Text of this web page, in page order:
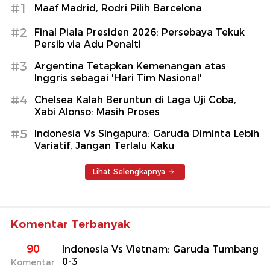
#1 Maaf Madrid, Rodri Pilih Barcelona
#2
Final Piala Presiden 2026: Persebaya Tekuk
Persib via Adu Penalti
#3
Argentina Tetapkan Kemenangan atas
Inggris sebagai 'Hari Tim Nasional'
#4
Chelsea Kalah Beruntun di Laga Uji Coba,
Xabi Alonso: Masih Proses
#5
Indonesia Vs Singapura: Garuda Diminta Lebih
Variatif, Jangan Terlalu Kaku
Lihat Selengkapnya
Komentar Terbanyak
90
Komentar
Indonesia Vs Vietnam: Garuda Tumbang
0-3